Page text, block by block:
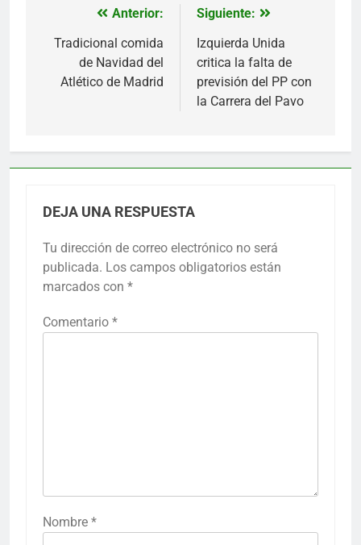
Navegación
de
entradas
Anterior:
Tradicional comida
de Navidad del
Atlético de Madrid
Siguiente:
Izquierda Unida
critica la falta de
previsión del PP con
la Carrera del Pavo
DEJA UNA RESPUESTA
Tu dirección de correo electrónico no será
publicada. Los campos obligatorios están
marcados con *
Comentario *
Nombre *